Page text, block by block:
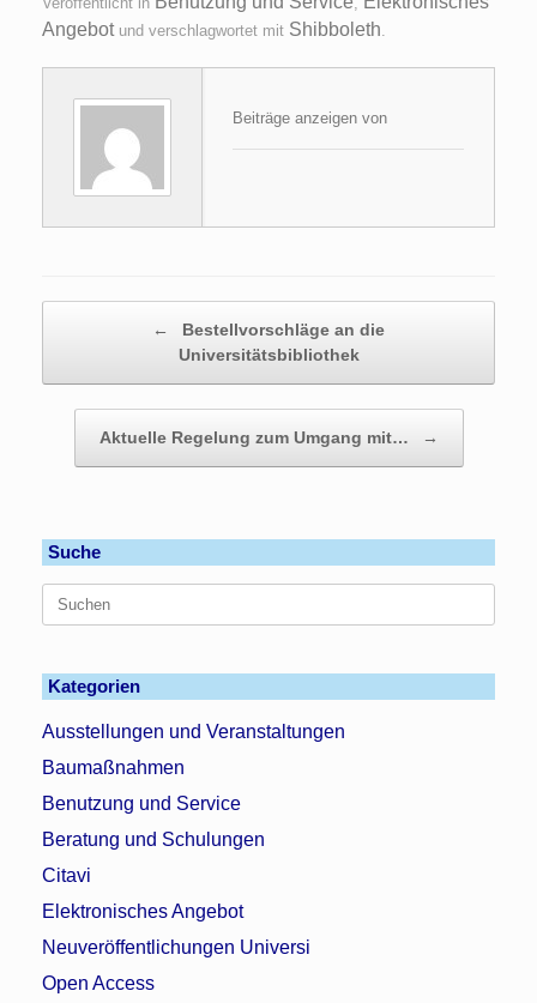
Angebotund verschlagwortet mit Shibboleth
Beiträge anzeigen von
←
Bestellvorschläge an die
Universitätsbibliothek
Aktuelle Regelung zum Umgang mit… →
Suche
nach:
Kategorien
Ausstellungen und Veranstaltungen
Baumaßnahmen
Benutzung und Service
Beratung und Schulungen
Citavi
Elektronisches Angebot
Neuveröffentlichungen Universi
Open Access